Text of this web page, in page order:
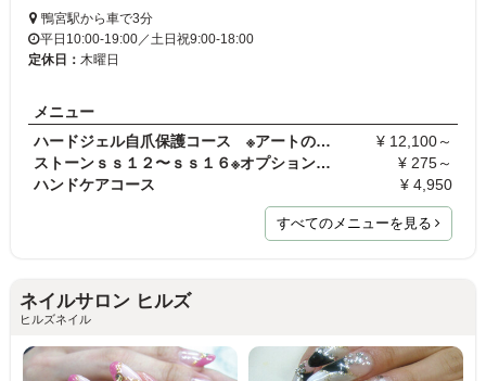
鴨宮駅から車で3分
平日10:00-19:00／土日祝9:00-18:00
定休日： 木曜日
メニュー
ハードジェル自爪保護コース ※アートのみの施術は行…
¥ 12,100～
ストーンｓｓ１２〜ｓｓ１６※オプションメニューの為…
¥ 275～
ハンドケアコース
¥ 4,950
すべてのメニューを見る
ネイルサロン ヒルズ
ヒルズネイル